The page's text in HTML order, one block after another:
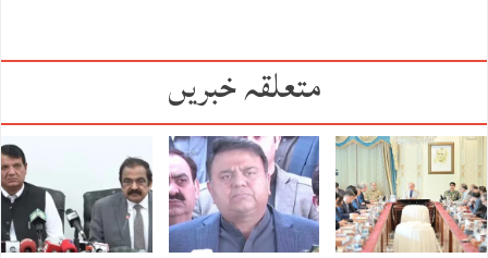
متعلقہ خبریں